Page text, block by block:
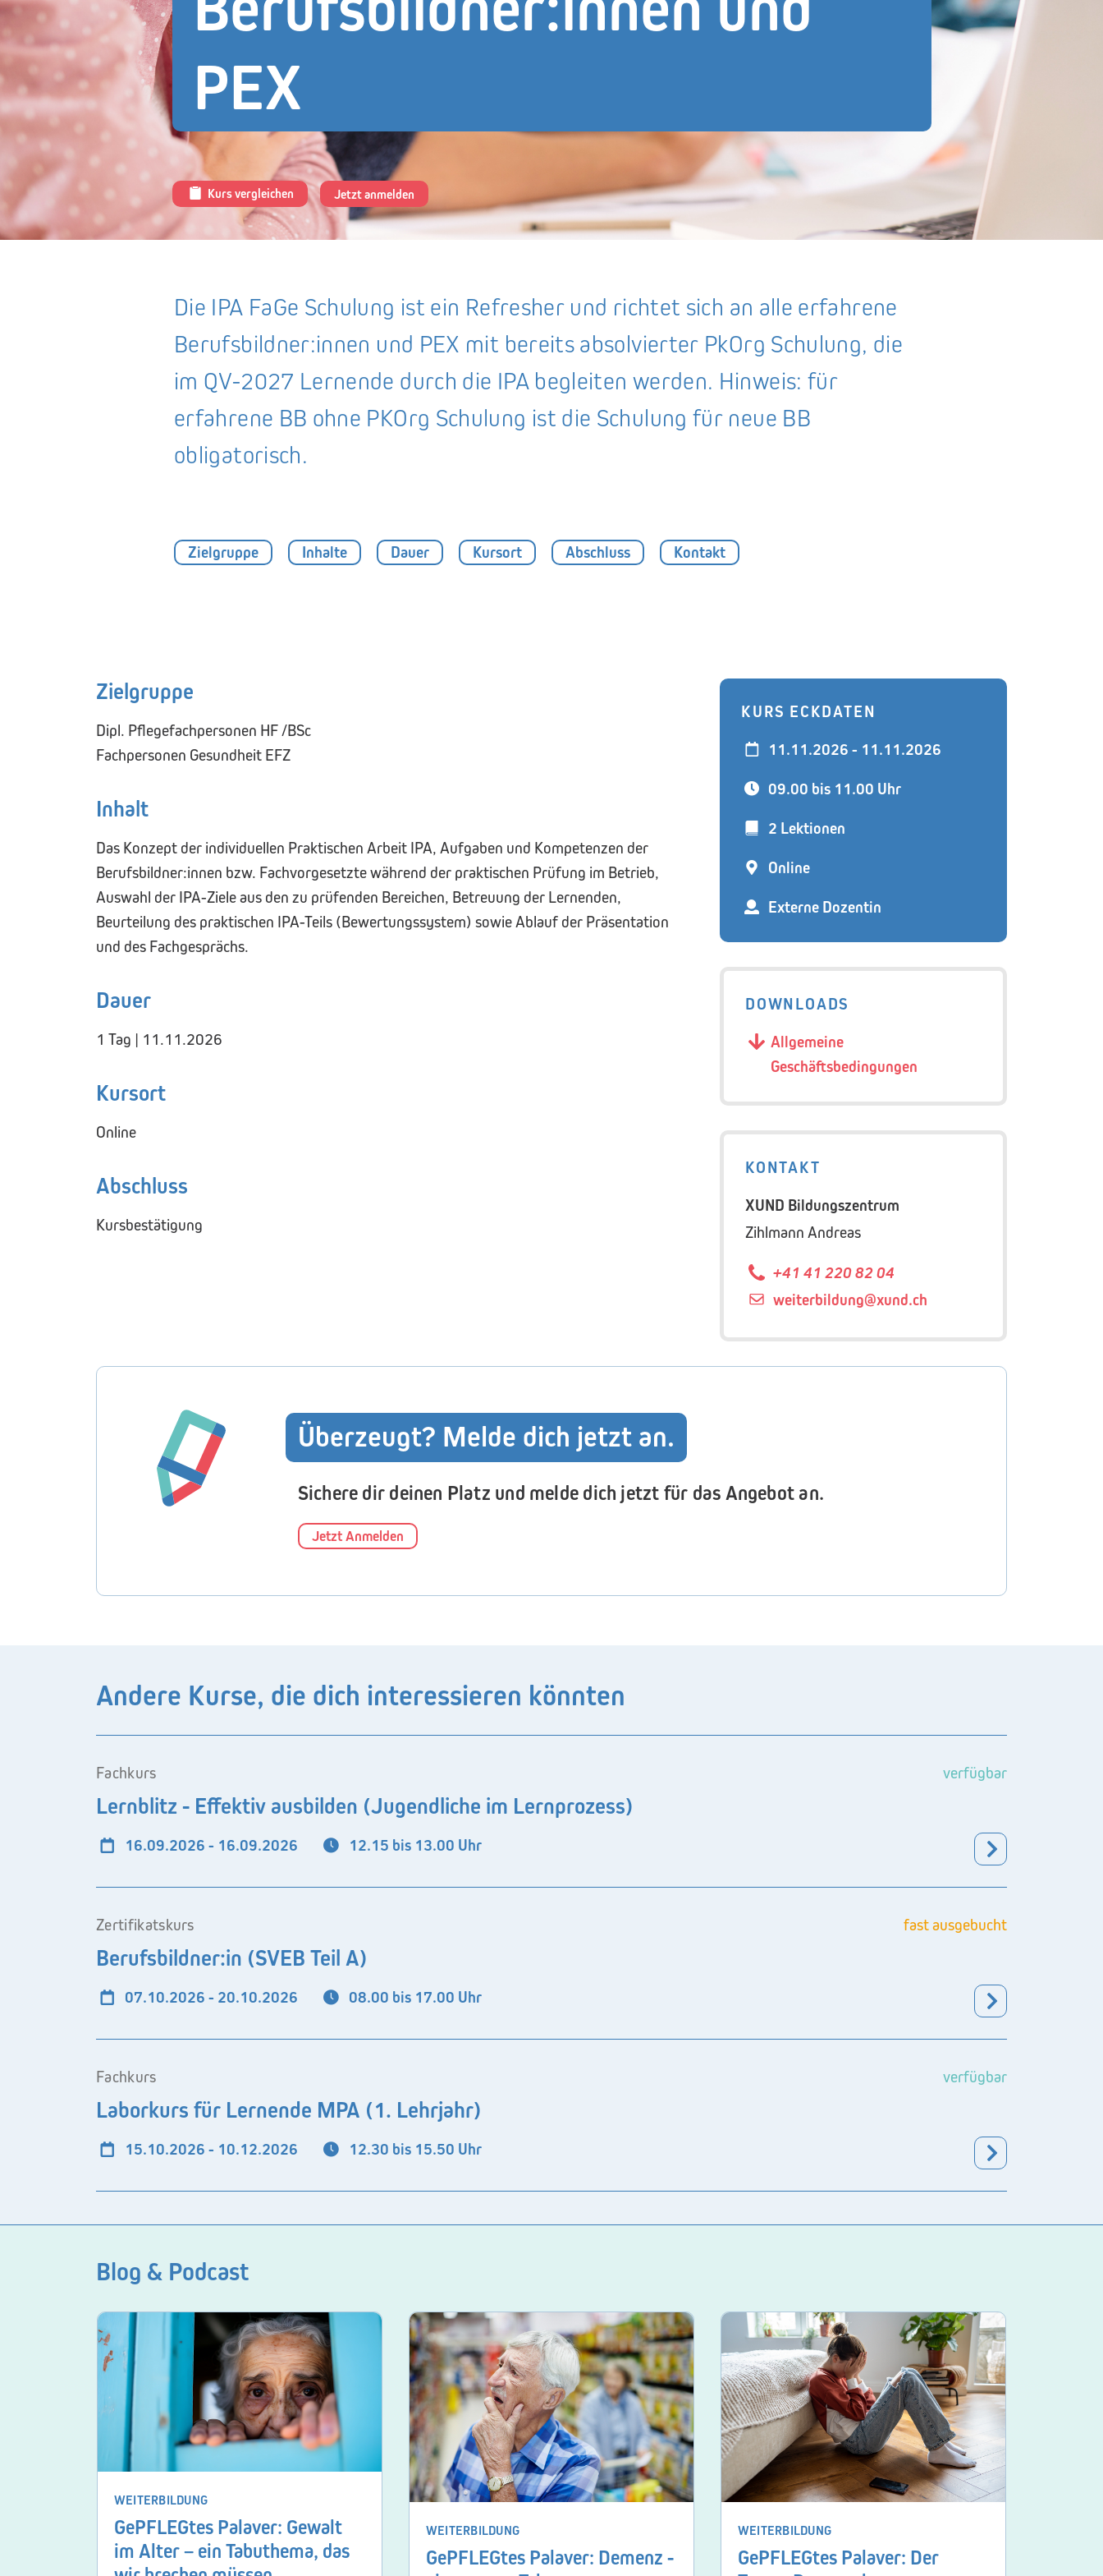
Team
Über XUND
PEX
Kurs vergleichen Jetzt anmelden
Die IPA FaGe Schulung ist ein Refresher und richtet sich an alle erfahrene
Berufsbildner:innen und PEX mit bereits absolvierter PkOrg Schulung, die
im QV-2027 Lernende durch die IPA begleiten werden. Hinweis: für
erfahrene BB ohne PKOrg Schulung ist die Schulung für neue BB
obligatorisch.
Zielgruppe Inhalte Dauer Kursort Abschluss Kontakt
Zielgruppe
Dipl. Pflegefachpersonen HF /BSc
Fachpersonen Gesundheit EFZ
Inhalt
Das Konzept der individuellen Praktischen Arbeit IPA, Aufgaben und Kompetenzen der
Berufsbildner:innen bzw. Fachvorgesetzte während der praktischen Prüfung im Betrieb,
Auswahl der IPA-Ziele aus den zu prüfenden Bereichen, Betreuung der Lernenden,
Beurteilung des praktischen IPA-Teils (Bewertungssystem) sowie Ablauf der Präsentation
und des Fachgesprächs.
Dauer
1 Tag | 11.11.2026
Kursort
Online
Abschluss
Kursbestätigung
KURS ECKDATEN
11.11.2026 - 11.11.2026
09.00 bis 11.00 Uhr
2 Lektionen
Online
Externe Dozentin
DOWNLOADS
Allgemeine
Geschäftsbedingungen
KONTAKT
XUND Bildungszentrum
Zihlmann Andreas
+41 41 220 82 04
weiterbildung@xund.ch
Überzeugt? Melde dich jetzt an.
Sichere dir deinen Platz und melde dich jetzt für das Angebot an.
Jetzt Anmelden
Andere Kurse, die dich interessieren könnten
Fachkurs verfügbar
Lernblitz - Effektiv ausbilden (Jugendliche im Lernprozess)
16.09.2026 - 16.09.2026 12.15 bis 13.00 Uhr
Zertifikatskurs fast ausgebucht
Berufsbildner:in (SVEB Teil A)
07.10.2026 - 20.10.2026 08.00 bis 17.00 Uhr
Fachkurs verfügbar
Laborkurs für Lernende MPA (1. Lehrjahr)
15.10.2026 - 10.12.2026 12.30 bis 15.50 Uhr
Blog & Podcast
WEITERBILDUNG
GePFLEGtes Palaver: Gewalt
im Alter – ein Tabuthema, das
WEITERBILDUNG
GePFLEGtes Palaver: Demenz -
WEITERBILDUNG
GePFLEGtes Palaver: Der